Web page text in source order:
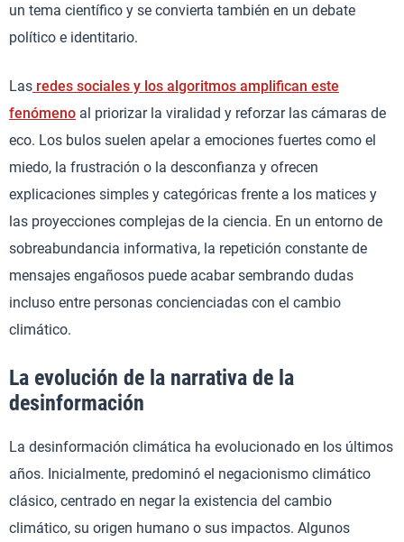
un tema científico y se convierta también en un debate
político e identitario.
Las redes sociales y los algoritmos amplifican este
fenómeno al priorizar la viralidad y reforzar las cámaras de
eco. Los bulos suelen apelar a emociones fuertes como el
miedo, la frustración o la desconfianza y ofrecen
explicaciones simples y categóricas frente a los matices y
las proyecciones complejas de la ciencia. En un entorno de
sobreabundancia informativa, la repetición constante de
mensajes engañosos puede acabar sembrando dudas
incluso entre personas concienciadas con el cambio
climático.
La evolución de la narrativa de la
desinformación
La desinformación climática ha evolucionado en los últimos
años. Inicialmente, predominó el negacionismo climático
clásico, centrado en negar la existencia del cambio
climático, su origen humano o sus impactos. Algunos